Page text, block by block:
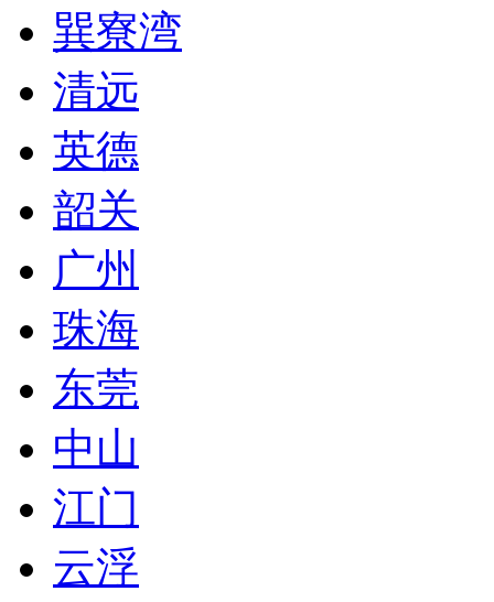
巽寮湾
清远
英德
韶关
广州
珠海
东莞
中山
江门
云浮